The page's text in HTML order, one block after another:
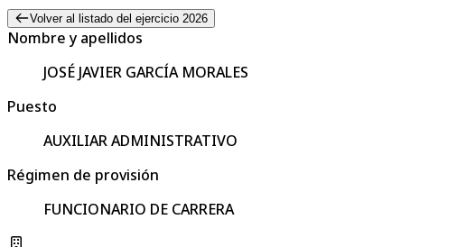
Volver al listado del ejercicio 2026
Nombre y apellidos
JOSÉ JAVIER GARCÍA MORALES
Puesto
AUXILIAR ADMINISTRATIVO
Régimen de provisión
FUNCIONARIO DE CARRERA